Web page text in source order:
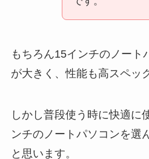
もちろん15インチのノート
が大きく、性能も高スペッ
しかし普段使う時に快適に
ンチのノートパソコンを選
と思います。